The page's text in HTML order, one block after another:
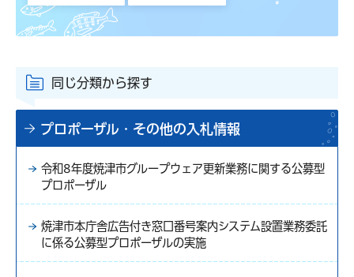
同じ分類から探す
プロポーザル・その他の入札情報
令和8年度焼津市グループウェア更新業務に関する公募型
プロポーザル
焼津市本庁舎広告付き窓口番号案内システム設置業務委託
に係る公募型プロポーザルの実施